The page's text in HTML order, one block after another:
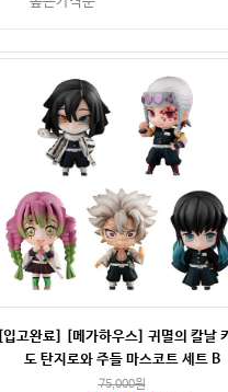
[입고완료] [메가하우스] 귀멸의 칼날
도 탄지로와 주들 마스코트 세트 B
75,000원